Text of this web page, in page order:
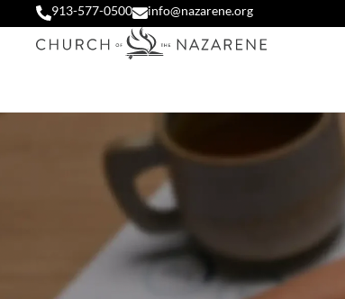
913-577-0500 info@nazarene.org